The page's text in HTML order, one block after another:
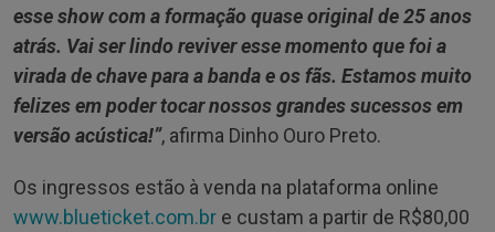
esse show com a formação quase original de 25 anos
atrás. Vai ser lindo reviver esse momento que foi a
virada de chave para a banda e os fãs. Estamos muito
felizes em poder tocar nossos grandes sucessos em
versão acústica!”, afirma Dinho Ouro Preto.
Os ingressos estão à venda na plataforma online
www.blueticket.com.br e custam a partir de R$80,00